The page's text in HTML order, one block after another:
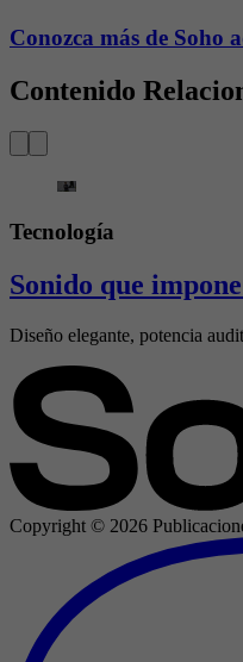
Conozca más de Soho
Contenido
Tecnología
Sonido que
Diseño elegante, potencia
Copyright © 2026